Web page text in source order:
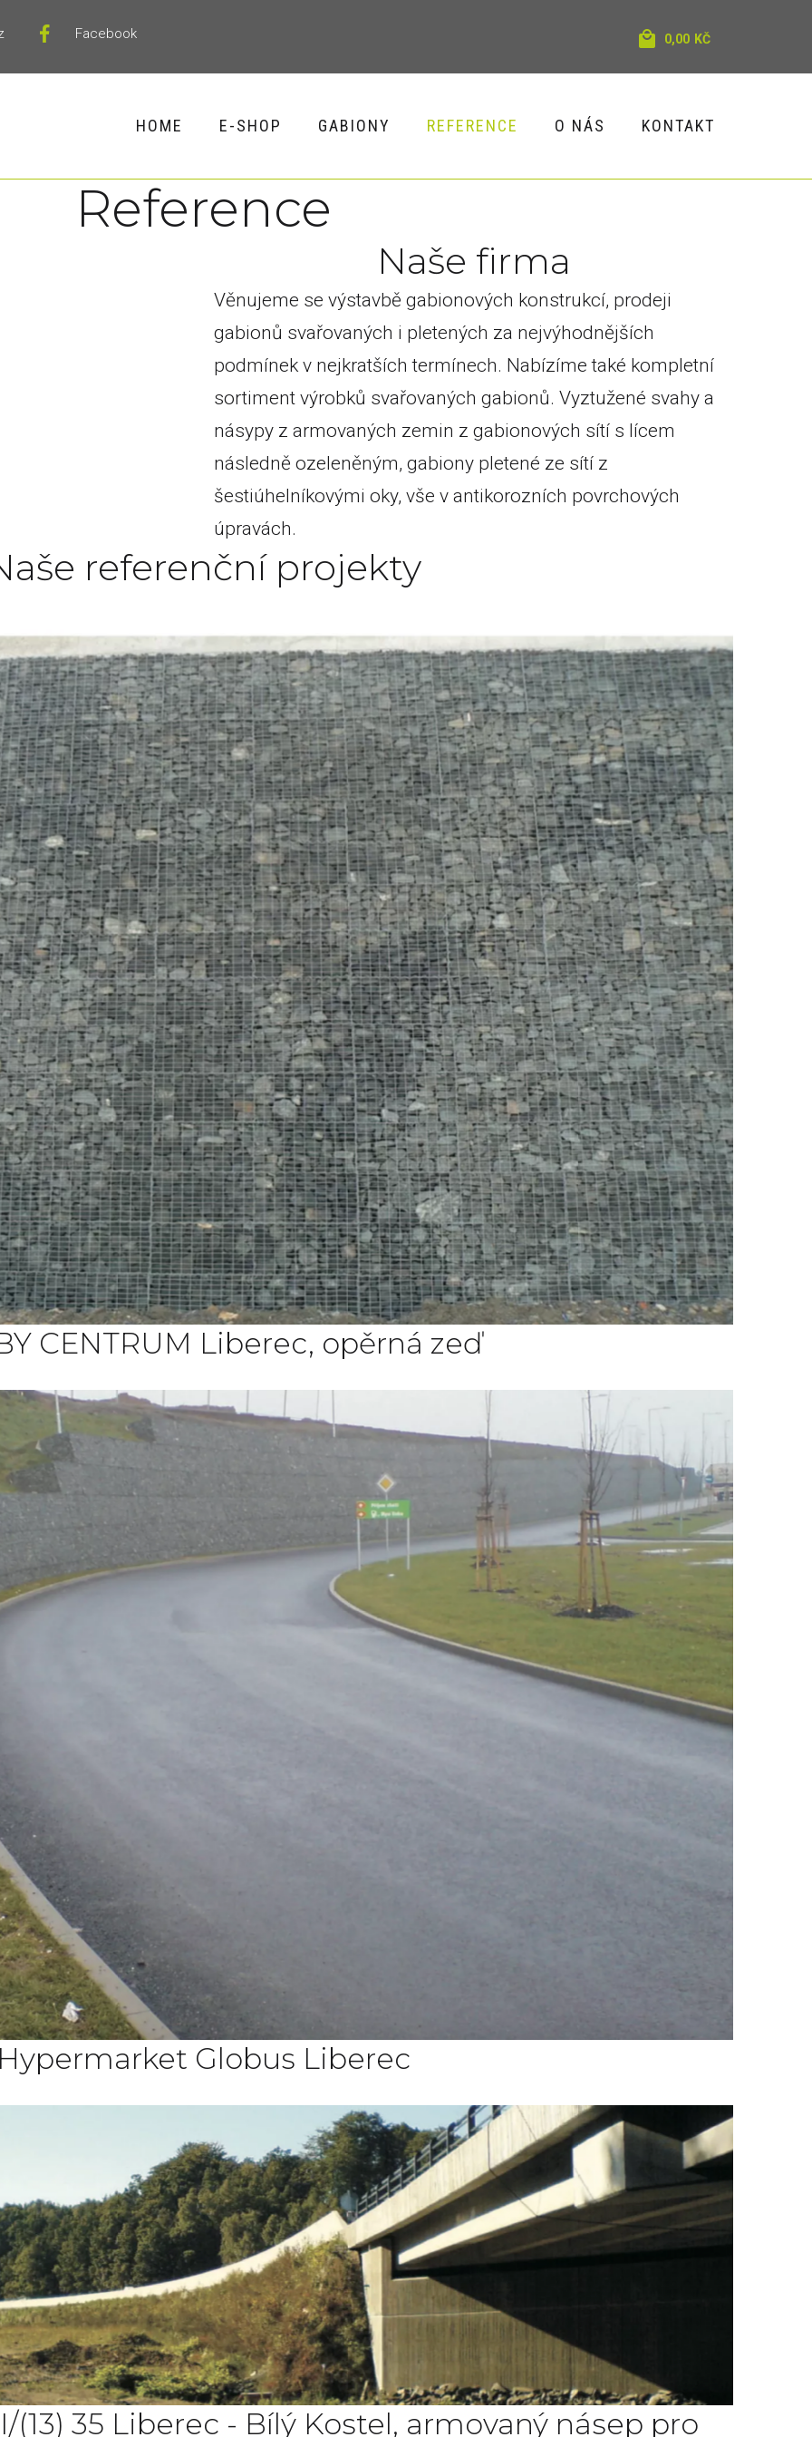
Facebook KČ
0,00
HOME E-SHOP GABIONY REFERENCE O NÁS KONTAKT
Reference
Naše firma
Věnujeme se výstavbě gabionových konstrukcí, prodeji
gabionů svařovaných i pletených za nejvýhodnějších
podmínek v nejkratších termínech. Nabízíme také kompletní
sortiment výrobků svařovaných gabionů. Vyztužené svahy a
násypy z armovaných zemin z gabionových sítí s lícem
následně ozeleněným, gabiony pletené ze sítí z
šestiúhelníkovými oky, vše v antikorozních povrchových
úpravách.
referenční projekty
CENTRUM Liberec, opěrná zeď
Globus Liberec
35 Liberec - Bílý Kostel, armovaný násep pro